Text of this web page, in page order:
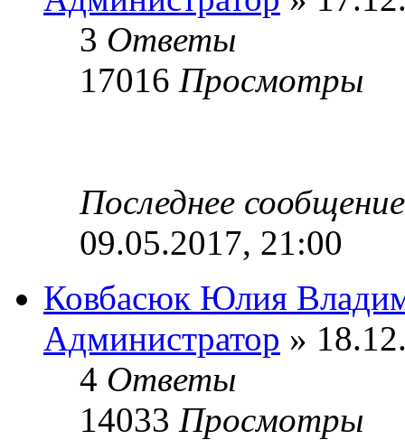
3 Ответы
17016 Просмотры
Последнее
09.05.2017, 21:00
Ковбасюк Юлия
Администратор »
4 Ответы
14033 Просмотры